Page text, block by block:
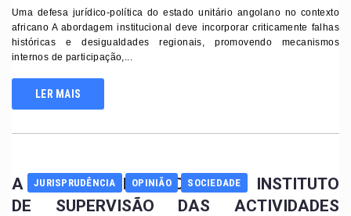
Uma defesa jurídico-política do estado unitário angolano no contexto
africano A abordagem institucional deve incorporar criticamente falhas
históricas e desigualdades regionais, promovendo mecanismos
internos de participação,...
LER MAIS
JURISPRUDÊNCIA OPINIÃO SOCIEDADE
A CONSTITUCIONALIDADE DO INSTITUTO
DE SUPERVISÃO DAS ACTIVIDADES